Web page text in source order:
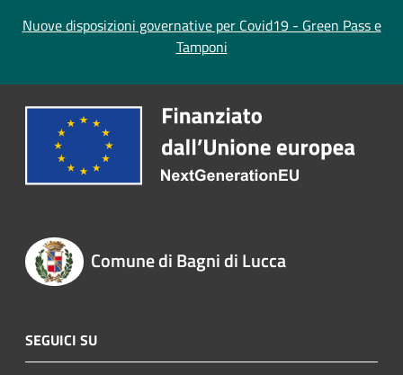
Nuove disposizioni governative per Covid19 - Green Pass e
Tamponi
Comune di Bagni di Lucca
SEGUICI SU